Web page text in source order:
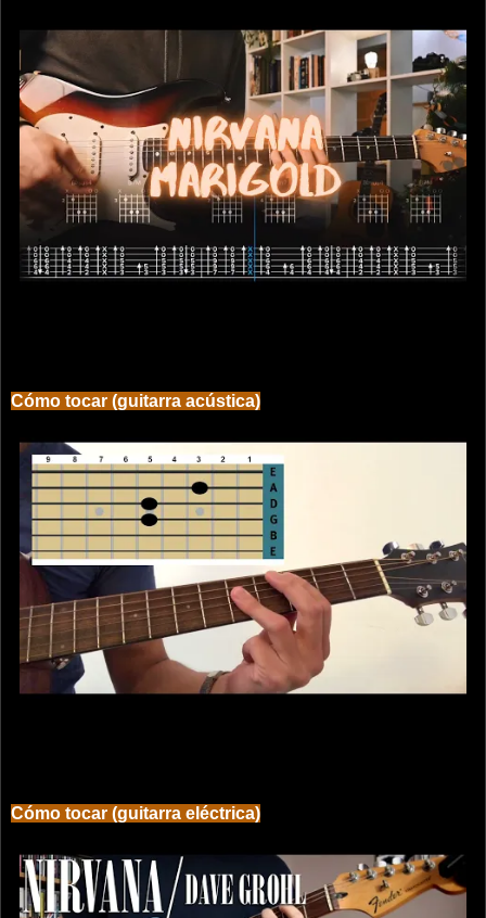
Cómo tocar (guitarra acústica)
Cómo tocar (guitarra eléctrica)